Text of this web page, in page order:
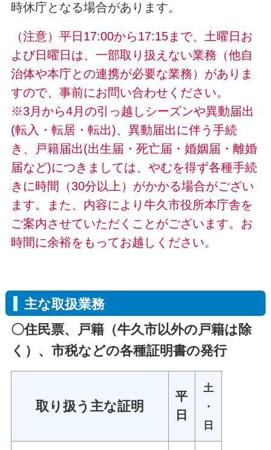
時休庁となる場合があります。
（注意）平日17:00から17:15まで、土曜日お
よび日曜日は、一部取り扱えない業務（他自
治体や本庁との連携が必要な業務）がありま
すので、事前にお問い合わせください。
※3月から4月の引っ越しシーズンや異動届出
(転入・転居・転出)、異動届出に伴う手続
き、戸籍届出(出生届・死亡届・婚姻届・離婚
届など)につきましては、やむを得ず各種手続
きに時間（30分以上）がかかる場合がござい
ます。また、内容により牛久市役所本庁舎を
ご案内させていただくことがございます。お
時間に余裕をもってお越しください。
主な取扱業務
〇住民票、戸籍（牛久市以外の戸籍は除
く）、市税などの各種証明書の発行
取り扱う主な証明
平
日
土
・
日